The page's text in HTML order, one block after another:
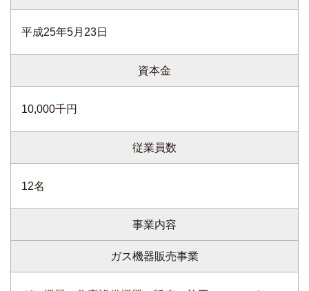
平成25年5月23日
資本金
10,000千円
従業員数
12名
事業内容
ガス機器販売事業